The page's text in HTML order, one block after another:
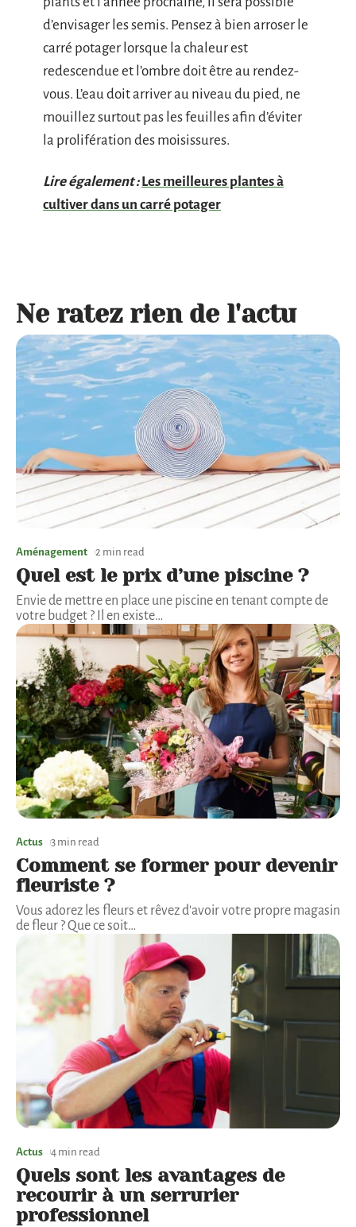
d’envisager les semis. Pensez à bien arroser le
carré potager lorsque la chaleur est
redescendue et l’ombre doit être au rendez-
vous. L’eau doit arriver au niveau du pied, ne
mouillez surtout pas les feuilles afin d’éviter
la prolifération des moisissures.
Lire également : Les meilleures plantes à
cultiver dans un carré potager
Ne ratez rien de l'actu
Aménagement 2 min read
Quel est le prix d’une piscine ?
Envie de mettre en place une piscine en tenant compte de
votre budget ? Il en existe…
Actus 3 min read
Comment se former pour devenir
fleuriste ?
Vous adorez les fleurs et rêvez d'avoir votre propre magasin
de fleur ? Que ce soit…
Actus 4 min read
Quels sont les avantages de
recourir à un serrurier
professionnel